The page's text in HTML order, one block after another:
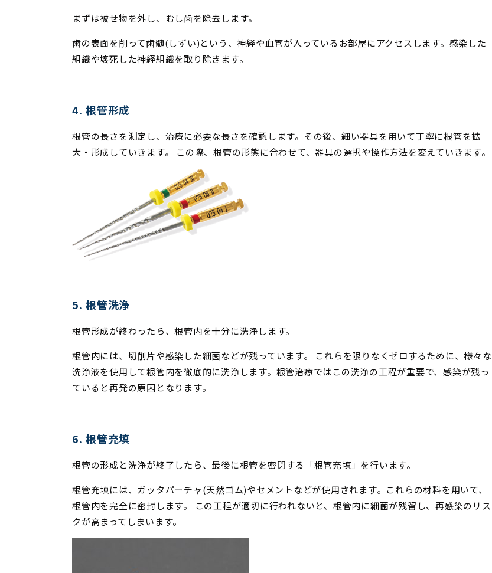
まずは被せ物を外し、むし歯を除去します。
歯の表面を削って歯髄(しずい)という、神経や血管が入っているお部屋にアクセスします。感染した
組織や壊死した神経組織を取り除きます。
4. 根管形成
根管の長さを測定し、治療に必要な長さを確認します。その後、細い器具を用いて丁寧に根管を拡
大・形成していきます。 この際、根管の形態に合わせて、器具の選択や操作方法を変えていきます。
5. 根管洗浄
根管形成が終わったら、根管内を十分に洗浄します。
根管内には、切削片や感染した細菌などが残っています。 これらを限りなくゼロするために、様々な
洗浄液を使用して根管内を徹底的に洗浄します。根管治療ではこの洗浄の工程が重要で、感染が残っ
ていると再発の原因となります。
6. 根管充填
根管の形成と洗浄が終了したら、最後に根管を密閉する「根管充填」を行います。
根管充填には、ガッタパーチャ(天然ゴム)やセメントなどが使用されます。これらの材料を用いて、
根管内を完全に密封します。 この工程が適切に行われないと、根管内に細菌が残留し、再感染のリス
クが高まってしまいます。